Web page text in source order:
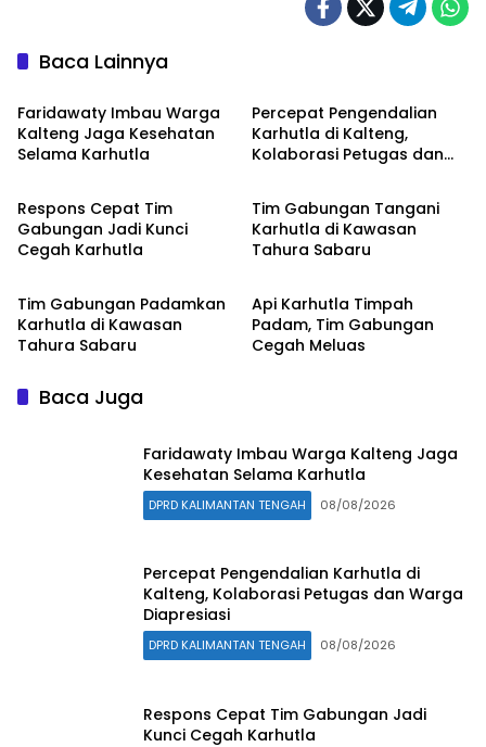
Baca Lainnya
DPRD KALIMANTAN TENGAH
Faridawaty Imbau Warga
Kalteng Jaga Kesehatan
Selama Karhutla
Percepat Pengendalian
Karhutla di Kalteng,
Kolaborasi Petugas dan
HEADLINE
Respons Cepat Tim
Gabungan Jadi Kunci
Cegah Karhutla
HEADLINE
Tim Gabungan Tangani
Karhutla di Kawasan
Tahura Sabaru
HEADLINE
Tim Gabungan Padamkan
Karhutla di Kawasan
Tahura Sabaru
HEADLINE
Api Karhutla Timpah
Padam, Tim Gabungan
Cegah Meluas
Baca Juga
Faridawaty Imbau Warga Kalteng Jaga
Kesehatan Selama Karhutla
DPRD KALIMANTAN TENGAH 08/08/2026
Percepat Pengendalian Karhutla di
Kalteng, Kolaborasi Petugas dan Warga
Diapresiasi
DPRD KALIMANTAN TENGAH 08/08/2026
Respons Cepat Tim Gabungan Jadi
Kunci Cegah Karhutla